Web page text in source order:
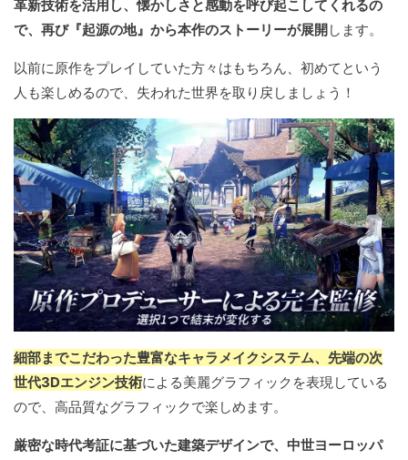
革新技術を活用し、懐かしさと感動を呼び起こしてくれるの
で、再び『起源の地』から本作のストーリーが展開します。
以前に原作をプレイしていた方々はもちろん、初めてという
人も楽しめるので、失われた世界を取り戻しましょう！
細部までこだわった豊富なキャラメイクシステム、先端の次
世代3Dエンジン技術による美麗グラフィックを表現している
ので、高品質なグラフィックで楽しめます。
厳密な時代考証に基づいた建築デザインで、中世ヨーロッパ